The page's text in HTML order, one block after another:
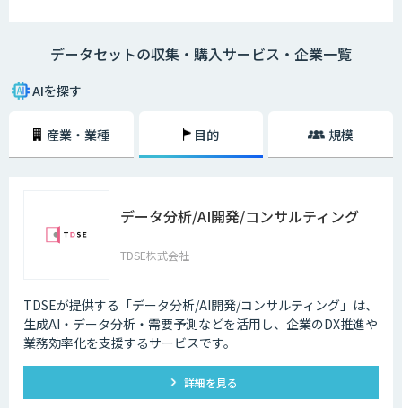
データセットの収集・購入サービス・企業一覧
AIを探す
産業・業種 目的 規模
データ分析/AI開発/コンサルティング
TDSE株式会社
TDSEが提供する「データ分析/AI開発/コンサルティング」は、
生成AI・データ分析・需要予測などを活用し、企業のDX推進や
業務効率化を支援するサービスです。
詳細を見る